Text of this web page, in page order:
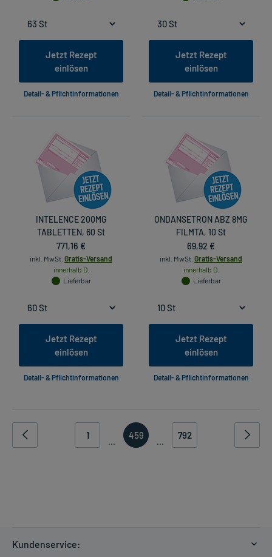
Jetzt Rezept
einlösen
Detail- & Pflichtinformationen
Jetzt Rezept
einlösen
Detail- & Pflichtinformationen
INTELENCE 200MG
TABLETTEN, 60 St
771,16 €
inkl. MwSt. Gratis-Versand
innerhalb D.
Lieferbar
Jetzt Rezept
einlösen
Detail- & Pflichtinformationen
ONDANSETRON ABZ 8MG
FILMTA, 10 St
69,92 €
inkl. MwSt. Gratis-Versand
innerhalb D.
Lieferbar
Jetzt Rezept
einlösen
Detail- & Pflichtinformationen
1
...
459
...
792
Kundenservice: